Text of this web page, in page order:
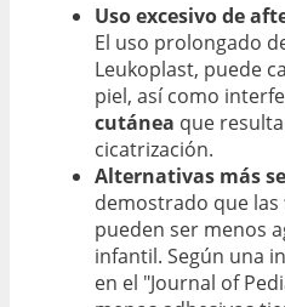
Uso excesivo de
El uso prolongado
Leukoplast, puede
piel, así como
cutánea que
cicatrización.
Alternativas más
demostrado que las
pueden ser menos
infantil. Según una
en el "Journal of